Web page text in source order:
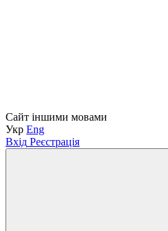
Сайт іншими мовами
Укр Eng
Вхід Реєстрація